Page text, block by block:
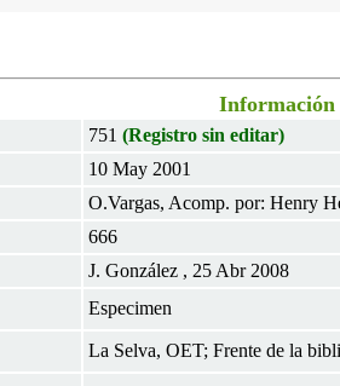
Información
751 (Registro sin editar)
10 May 2001
O.Vargas, Acomp. por: Henry
666
J. González , 25 Abr 2008
Especimen
La Selva, OET; Frente de la